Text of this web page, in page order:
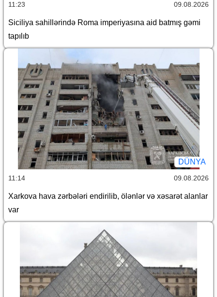
11:23 09.08.2026
Siciliya sahillərində Roma imperiyasına aid batmış gəmi
tapılıb
DÜNYA
11:14 09.08.2026
Xarkova hava zərbələri endirilib, ölənlər və xəsarət alanlar
var